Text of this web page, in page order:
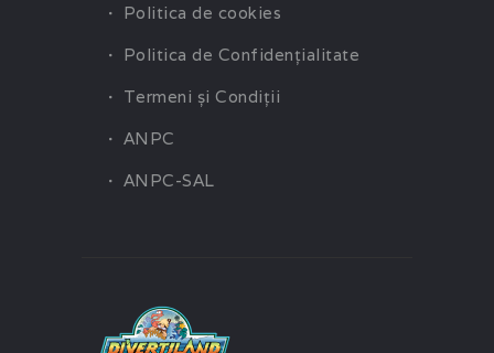
Politica de cookies
Politica de Confidenţialitate
Termeni şi Condiţii
ANPC
ANPC-SAL